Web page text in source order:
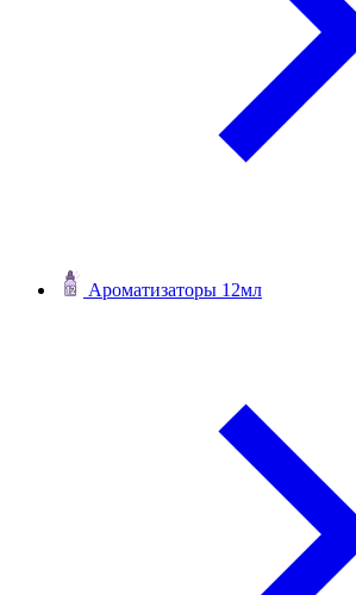
Ароматизаторы 12мл